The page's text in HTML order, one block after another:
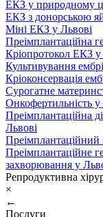
ЕКЗ у природному
ЕКЗ з донорською
Міні ЕКЗ у Львові
Преімплантаційна
Кріопротокол ЕКЗ у
Культивування
Кріоконсервація
Сурогатне
Онкофертильність у
Преімплантаційна
Львові
Преімплантаційний
Преімплантаційне
захворювання у
Репродуктивна
×
←
Послуги